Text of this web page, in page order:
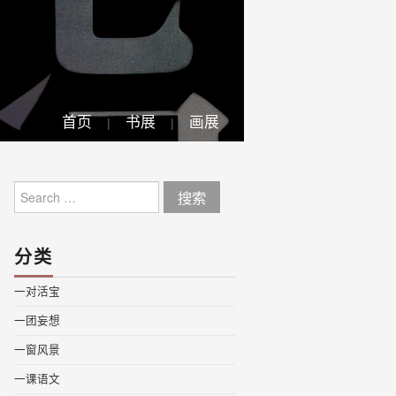
首页 书展 画展
for:
分类
一对活宝
一团妄想
一窗风景
一课语文